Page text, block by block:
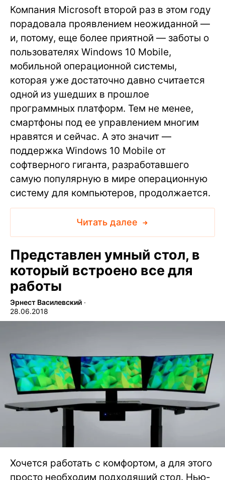
Компания Microsoft второй раз в этом году
порадовала проявлением неожиданной —
и, потому, еще более приятной — заботы о
пользователях Windows 10 Mobile,
мобильной операционной системы,
которая уже достаточно давно считается
одной из ушедших в прошлое
программных платформ. Тем не менее,
смартфоны под ее управлением многим
нравятся и сейчас. А это значит —
поддержка Windows 10 Mobile от
софтверного гиганта, разработавшего
самую популярную в мире операционную
систему для компьютеров, продолжается.
Читать далее
Представлен умный стол, в
который встроено все для
работы
Эрнест Василевский ∙
28.06.2018
Хочется работать с комфортом, а для этого
просто необходим подходящий стол. Нью-